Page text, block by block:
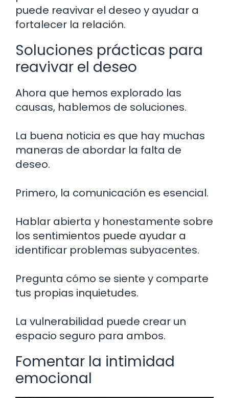
puede reavivar el deseo y ayudar a
fortalecer la relación.
Soluciones prácticas para
reavivar el deseo
Ahora que hemos explorado las
causas, hablemos de soluciones.
La buena noticia es que hay muchas
maneras de abordar la falta de
deseo.
Primero, la comunicación es esencial.
Hablar abierta y honestamente sobre
los sentimientos puede ayudar a
identificar problemas subyacentes.
Pregunta cómo se siente y comparte
tus propias inquietudes.
La vulnerabilidad puede crear un
espacio seguro para ambos.
Fomentar la intimidad
emocional